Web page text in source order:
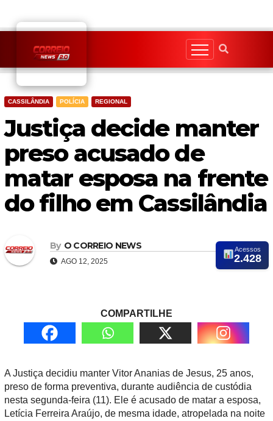
content
CASSILÂNDIA POLÍCIA REGIONAL
Justiça decide manter
preso acusado de
matar esposa na frente
do filho em Cassilândia
By O CORREIO NEWS
AGO 12, 2025
Acessos
2.428
COMPARTILHE
A Justiça decidiu manter Vitor Ananias de Jesus, 25 anos,
preso de forma preventiva, durante audiência de custódia
nesta segunda-feira (11). Ele é acusado de matar a esposa,
Letícia Ferreira Araújo, de mesma idade, atropelada na noite